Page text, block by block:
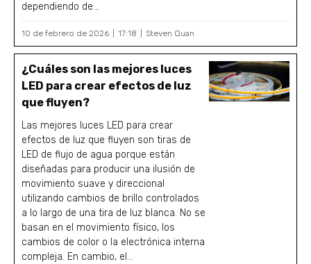
dependiendo de...
10 de febrero de 2026 17:18 Steven Quan
¿Cuáles son las mejores luces
LED para crear efectos de luz
que fluyen?
Las mejores luces LED para crear
efectos de luz que fluyen son tiras de
LED de flujo de agua porque están
diseñadas para producir una ilusión de
movimiento suave y direccional
utilizando cambios de brillo controlados
a lo largo de una tira de luz blanca. No se
basan en el movimiento físico, los
cambios de color o la electrónica interna
compleja. En cambio, el...